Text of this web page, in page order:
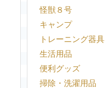
怪獣８号
キャンプ
トレーニング器具
生活用品
便利グッズ
掃除・洗濯用品